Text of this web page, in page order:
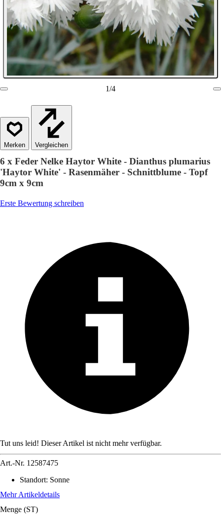
1/4
Vergleichen
6 x Feder Nelke Haytor White - Dianthus plumarius
'Haytor White' - Rasenmäher - Schnittblume - Topf
9cm x 9cm
Erste Bewertung schreiben
Tut uns leid! Dieser Artikel ist nicht mehr verfügbar.
Art.-Nr. 12587475
Standort: Sonne
Mehr Artikeldetails
Menge (ST)